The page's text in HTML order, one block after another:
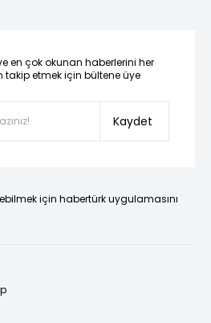
en çok okunan haberlerini her
etmek için bültene üye
Kaydet
için habertürk uygulamasını